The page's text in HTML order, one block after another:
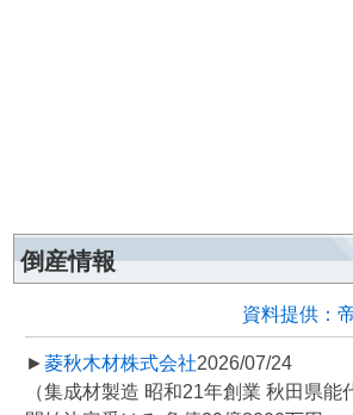
倒産情報
資料提供：
►菱秋木材株式会社2026/07/24
（集成材製造 昭和21年創業 秋田県能